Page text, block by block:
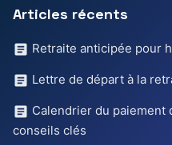
Articles récents
Retraite anticipée pour
Lettre de départ à la
Calendrier du paiement
conseils clés